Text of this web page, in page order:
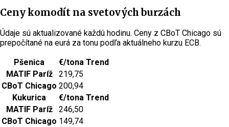
Ceny komodít na svetových burzách
Údaje sú aktualizované každú hodinu. Ceny z CBoT Chicago sú
prepočítané na eurá za tonu podľa aktuálneho kurzu ECB.
Pšenica
€/tona Trend
MATIF Paríž
219,75
CBoT Chicago 200,94
Kukurica
€/tona Trend
MATIF Paríž
246,50
CBoT Chicago 149,74